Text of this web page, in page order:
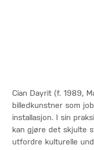
Cian Dayrit (f. 1989,
billedkunstner som
installasjon. I sin
kan gjøre det skjulte
utfordre kulturelle